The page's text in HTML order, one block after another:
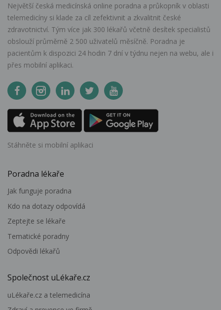
Největší česká medicínská online poradna a průkopník v oblasti
telemedicíny si klade za cíl zefektivnit a zkvalitnit české
zdravotnictví. Tým více jak 300 lékařů včetně desítek specialistů
obslouží průměrně 2 500 uživatelů měsíčně. Poradna je
pacientům k dispozici 24 hodin 7 dní v týdnu nejen na webu, ale i
přes mobilní aplikaci.
Stáhněte si mobilní aplikaci
Poradna lékaře
Jak funguje poradna
Kdo na dotazy odpovídá
Zeptejte se lékaře
Tematické poradny
Odpovědi lékařů
Společnost uLékaře.cz
uLékaře.cz a telemedicína